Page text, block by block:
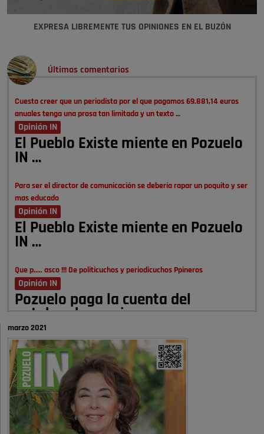
EXPRESA LIBREMENTE TUS OPINIONES EN EL BUZÓN
Últimos comentarios
Cuesta creer que un periodista por el que pagamos 69.881,14 euros
anuales tenga una prosa tan limitada y un texto …
Opinión IN
El Pueblo Existe miente en Pozuelo
IN …
Para ser el director de comunicación se debería rapar un poquito y ser
mas educado
Opinión IN
El Pueblo Existe miente en Pozuelo
IN …
Que p..... asco !!! De politicuchos y periodicuchos Ppineros
Opinión IN
Pozuelo paga la cuenta del
autobombo: casi …
Señora Alcaldesa Ud no ha vivido nunca en Pozuelo , pero yo si desde
hace más de 60 años , …
Pozuelo de Alarcón
Quejas por el deterioro de la
limpieza …
A ver si es posible que haya vivienda para familias con hijos y no
marzo 2021